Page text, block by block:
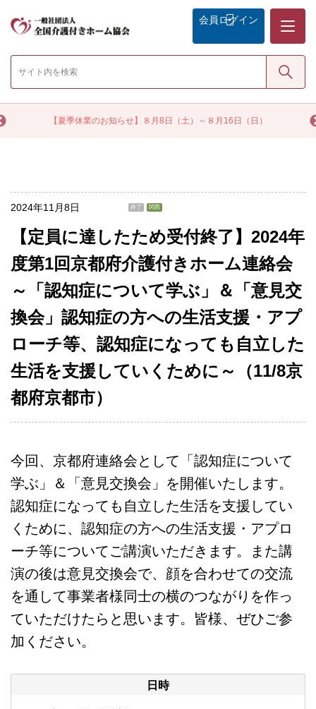
【夏季休業のお知らせ】８月8日（土）～８月16日（日）
会員 ログイン
検索
2024年11月8日 終了 関西
【定員に達したため受付終了】2024年
度第1回京都府介護付きホーム連絡会
～「認知症について学ぶ」＆「意見交
換会」認知症の方への生活支援・アプ
ローチ等、認知症になっても自立した
生活を支援していくために～（11/8京
都府京都市）
今回、京都府連絡会として「認知症について
学ぶ」＆「意見交換会」を開催いたします。
認知症になっても自立した生活を支援してい
くために、認知症の方への生活支援・アプロ
ーチ等についてご講演いただきます。また講
演の後は意見交換会で、顔を合わせての交流
を通して事業者様同士の横のつながりを作っ
ていただけたらと思います。皆様、ぜひご参
加ください。
日時